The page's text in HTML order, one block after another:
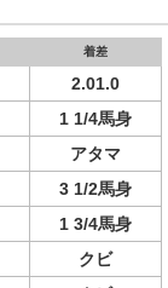
着差
2.01.0
1 1/4馬身
アタマ
3 1/2馬身
1 3/4馬身
クビ